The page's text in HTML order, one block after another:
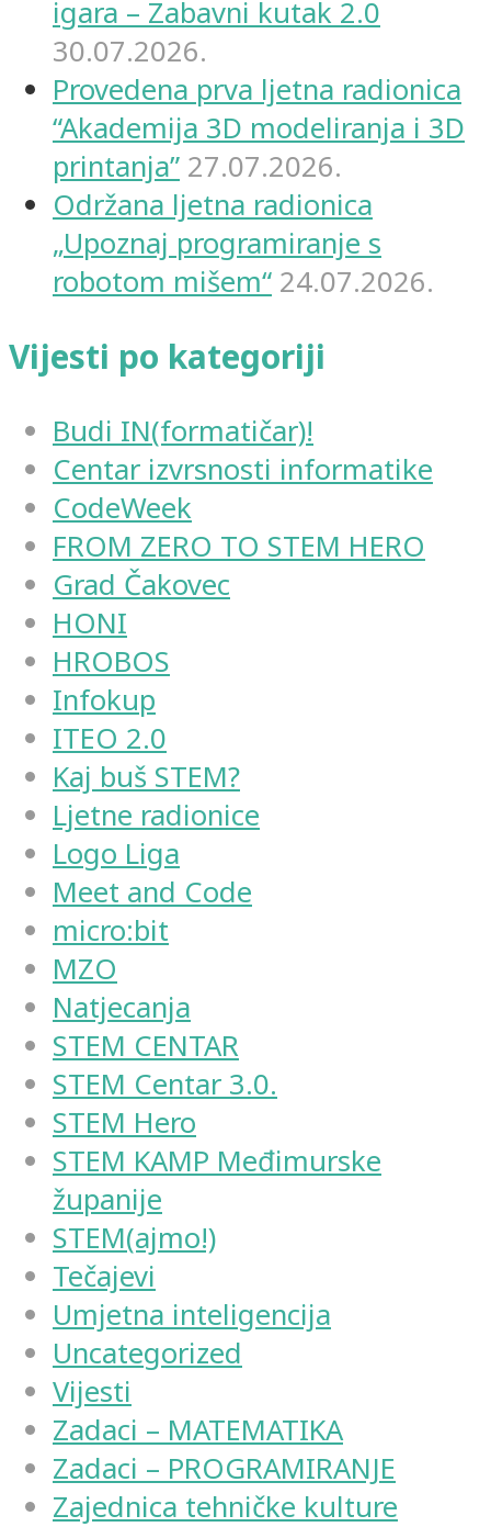
igara – Zabavni kutak 2.0
30.07.2026.
Provedena prva ljetna radionica
“Akademija 3D modeliranja i 3D
printanja” 27.07.2026.
Održana ljetna radionica
„Upoznaj programiranje s
robotom mišem“ 24.07.2026.
Vijesti po kategoriji
Budi IN(formatičar)!
Centar izvrsnosti informatike
CodeWeek
FROM ZERO TO STEM HERO
Grad Čakovec
HONI
HROBOS
Infokup
ITEO 2.0
Kaj buš STEM?
Ljetne radionice
Logo Liga
Meet and Code
micro:bit
MZO
Natjecanja
STEM CENTAR
STEM Centar 3.0.
STEM Hero
STEM KAMP Međimurske
županije
STEM(ajmo!)
Tečajevi
Umjetna inteligencija
Uncategorized
Vijesti
Zadaci – MATEMATIKA
Zadaci – PROGRAMIRANJE
Zajednica tehničke kulture